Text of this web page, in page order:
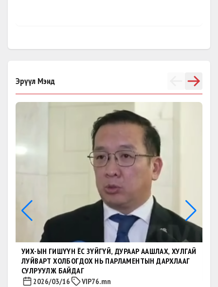
Эрүүл Мэнд
УИХ-ЫН ГИШҮҮН ЁС ЗҮЙГҮЙ, ДУРААР ААШЛАХ, ХУЛГАЙ
ЛУЙВАРТ ХОЛБОГДОХ НЬ ПАРЛАМЕНТЫН ДАРХЛААГ
СУЛРУУЛЖ БАЙДАГ
2026/03/16
VIP76.mn